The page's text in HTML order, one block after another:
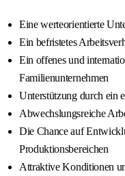
Eine werteorientierte
Ein befristetes
Ein offenes und
Familienunternehmen
Unterstützung durch ein
Abwechslungsreiche
Die Chance auf
Produktionsbereichen
Attraktive Konditionen